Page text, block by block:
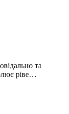
та
ріве…